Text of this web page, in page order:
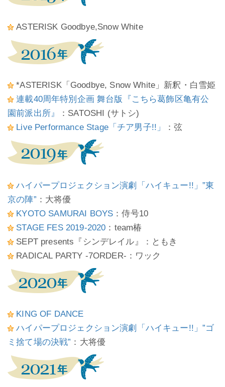
ASTERISK Goodbye,Snow White
*ASTERISK「Goodbye, Snow White」新釈・白雪姫
連載40周年特別企画 舞台版『こちら葛飾区亀有公
園前派出所』
：SATOSHI (サトシ)
Live Performance Stage「チア男子!!」
：弦
ハイパープロジェクション演劇「ハイキュー!!」”東
京の陣” ：大将優
KYOTO SAMURAI BOYS ：侍号10
STAGE FES 2019-2020 ：team椿
SEPT presents『シンデレイル』：ともき
RADICAL PARTY -7ORDER-：ワック
KING OF DANCE
ハイパープロジェクション演劇「ハイキュー!!」”ゴ
ミ捨て場の決戦” ：大将優